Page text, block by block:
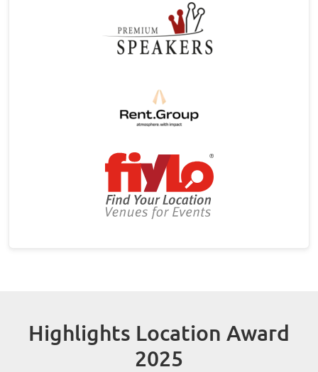
Highlights Location Award
2025